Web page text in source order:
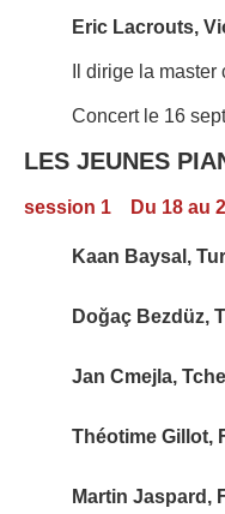
Eric Lacrouts,
Il dirige la
Concert le 16
LES JEUNES
session 1 Du 18 au
Kaan Baysal,
Doğaç Bezdüz,
Jan Cmejla,
Théotime Gillot,
Martin Jaspard,